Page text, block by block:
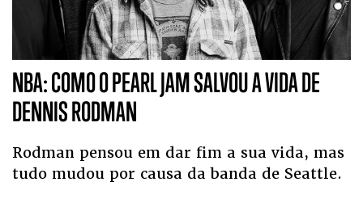
NBA: COMO O PEARL JAM SALVOU A VIDA DE
DENNIS RODMAN
Rodman pensou em dar fim a sua vida, mas
tudo mudou por causa da banda de Seattle.